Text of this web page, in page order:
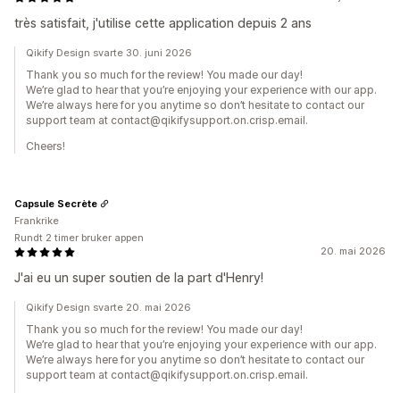
très satisfait, j'utilise cette application depuis 2 ans
Qikify Design svarte 30. juni 2026
Thank you so much for the review! You made our day!
We’re glad to hear that you’re enjoying your experience with our app.
We’re always here for you anytime so don’t hesitate to contact our
support team at contact@qikifysupport.on.crisp.email.
Cheers!
20. mai 2026
J'ai eu un super soutien de la part d'Henry!
Capsule Secrète
Frankrike
Rundt 2 timer bruker appen
Qikify Design svarte 20. mai 2026
Thank you so much for the review! You made our day!
We’re glad to hear that you’re enjoying your experience with our app.
We’re always here for you anytime so don’t hesitate to contact our
support team at contact@qikifysupport.on.crisp.email.